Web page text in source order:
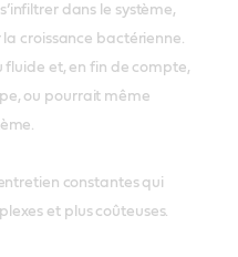
dans le système,
croissance bactérienne.
fluide et, en fin de compte,
ou pourrait même
constantes qui
et plus coûteuses.